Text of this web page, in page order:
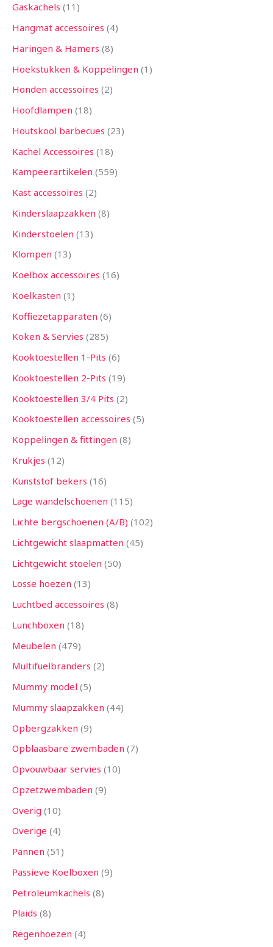
Gaskachels 11
Hangmat accessoires 4
Haringen & Hamers 8
Hoekstukken & Koppelingen 1
Honden accessoires 2
Hoofdlampen 18
Houtskool barbecues 23
Kachel Accessoires 18
Kampeerartikelen 559
Kast accessoires 2
Kinderslaapzakken 8
Kinderstoelen 13
Klompen 13
Koelbox accessoires 16
Koelkasten 1
Koffiezetapparaten 6
Koken & Servies 285
Kooktoestellen 1-Pits 6
Kooktoestellen 2-Pits 19
Kooktoestellen 3/4 Pits 2
Kooktoestellen accessoires 5
Koppelingen & fittingen 8
Krukjes 12
Kunststof bekers 16
Lage wandelschoenen 115
Lichte bergschoenen (A/B) 102
Lichtgewicht slaapmatten 45
Lichtgewicht stoelen 50
Losse hoezen 13
Luchtbed accessoires 8
Lunchboxen 18
Meubelen 479
Multifuelbranders 2
Mummy model 5
Mummy slaapzakken 44
Opbergzakken 9
Opblaasbare zwembaden 7
Opvouwbaar servies 10
Opzetzwembaden 9
Overig 10
Overige 4
Pannen 51
Passieve Koelboxen 9
Petroleumkachels 8
Plaids 8
Regenhoezen 4